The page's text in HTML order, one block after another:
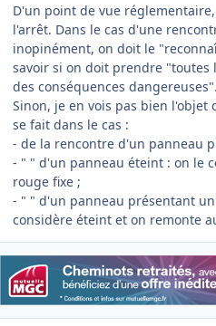
D'un point de vue
l'arrêt. Dans le cas d'une
inopinément, on doit le
savoir si on doit prendre "toutes
des conséquences dangereuses".
Sinon, je en vois pas bien
se fait dans le cas :
- de la rencontre d'un panneau
- " " d'un panneau éteint : on le
rouge fixe ;
- " " d'un panneau présentant
considère éteint et on remonte